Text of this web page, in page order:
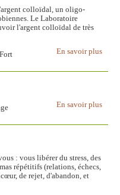
colloïdal, un oligo-
Le Laboratoire
l'argent colloïdal de très
En savoir plus
En savoir plus
: vous libérer du stress, des
répétitifs (relations, échecs,
de rejet, d'abandon, et